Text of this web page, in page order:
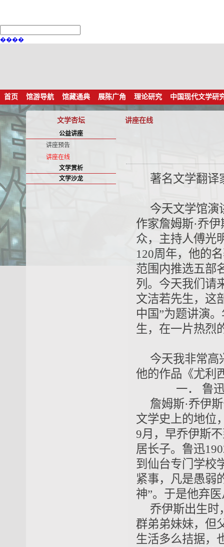
����
首页 馆游导航 馆藏通典 展陈广角 理论研究 中国现代文学研
文学杏坛 讲座在线
公益讲座
讲座预告
讲座在线
文学赏析
文学沙龙
著名文学翻译
今天文学馆演
作家詹姆斯·乔
众，主持人傅光
120周年，他的
范围内推选五部
列。今天我们请
文洁若先生，这
中国”为题讲演
生，在一片热烈
今天我非常高
他的作品《尤利
一． 鲁
詹姆斯·乔伊
文学史上的地位
9月，早乔伊斯
居长子。鲁迅
到仙台专门学校
紧事，凡是愚
神”。于是他弃
乔伊斯出生时
群弟弟妹妹，但
生活多么拮据，